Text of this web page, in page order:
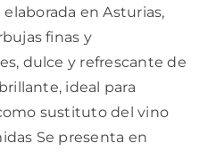
en Asturias,
finas y
dulce y refrescante de
ideal para
sustituto del vino
Se presenta en